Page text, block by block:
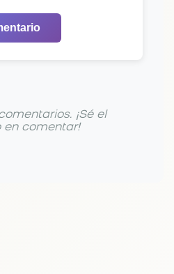
¡Sé el
en comentar!